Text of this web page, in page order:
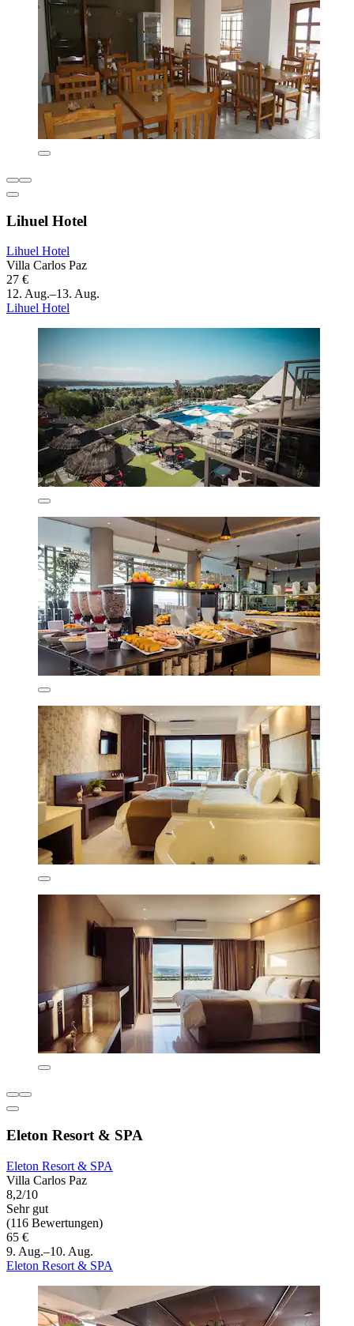
Lihuel Hotel
Lihuel Hotel
Villa Carlos Paz
27 €
12. Aug.–13. Aug.
Lihuel Hotel
Eleton Resort & SPA
Eleton Resort & SPA
Villa Carlos Paz
8,2/10
Sehr gut
(116 Bewertungen)
65 €
9. Aug.–10. Aug.
Eleton Resort & SPA